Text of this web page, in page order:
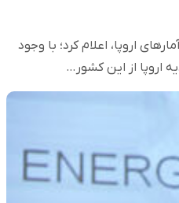
اروپا، اعلام کرد؛ با وجود
اروپا از این کشور…